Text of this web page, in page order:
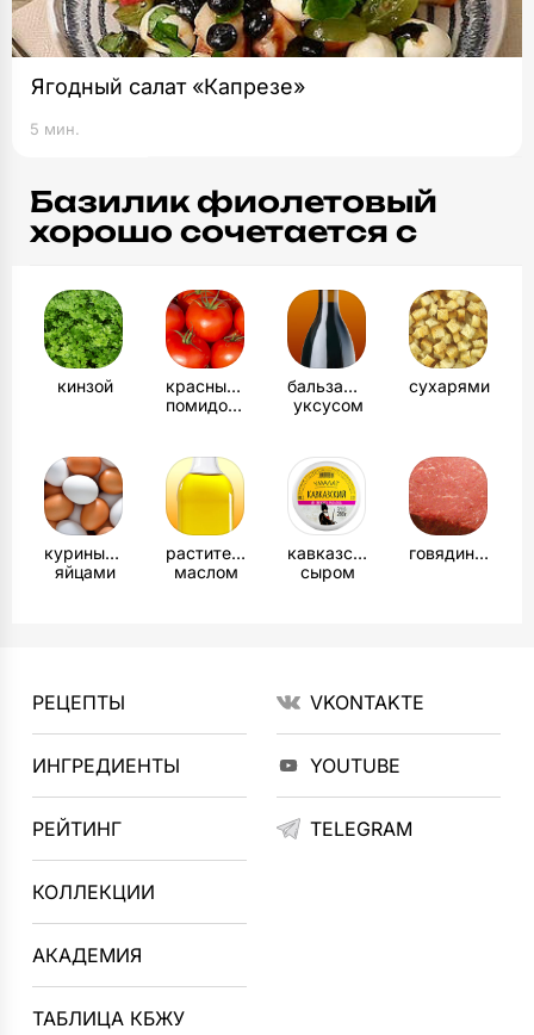
Ягодный салат «Капрезе»
5 мин.
Базилик фиолетовый
хорошо сочетается с
кинзой
красными
помидорами
бальзамическим
уксусом
сухарями
куриными
яйцами
растительным
маслом
кавказским
сыром
говядиной
РЕЦЕПТЫ
ИНГРЕДИЕНТЫ
РЕЙТИНГ
КОЛЛЕКЦИИ
АКАДЕМИЯ
ТАБЛИЦА КБЖУ
VKONTAKTE
YOUTUBE
TELEGRAM